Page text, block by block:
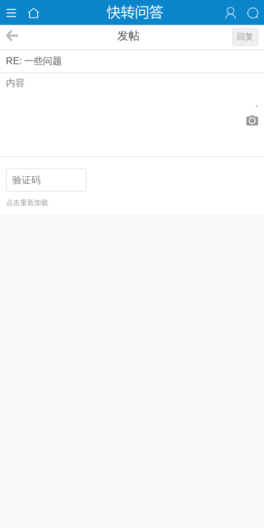
回复
发帖
RE: 一些问题
点击重新加载